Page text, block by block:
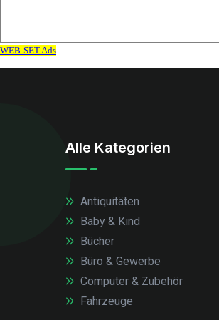
Alle Kategorien
Antiquitäten
Baby & Kind
Bücher
Büro & Gewerbe
Computer & Zubehör
Fahrzeuge